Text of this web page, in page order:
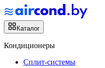
Каталог
Кондиционеры
Сплит-системы